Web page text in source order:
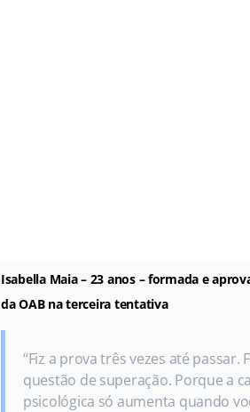
Isabella Maia – 23 anos – formada e
da OAB na terceira tentativa
“Fiz a prova três vezes até passar.
questão de superação. Porque a
psicológica só aumenta quando